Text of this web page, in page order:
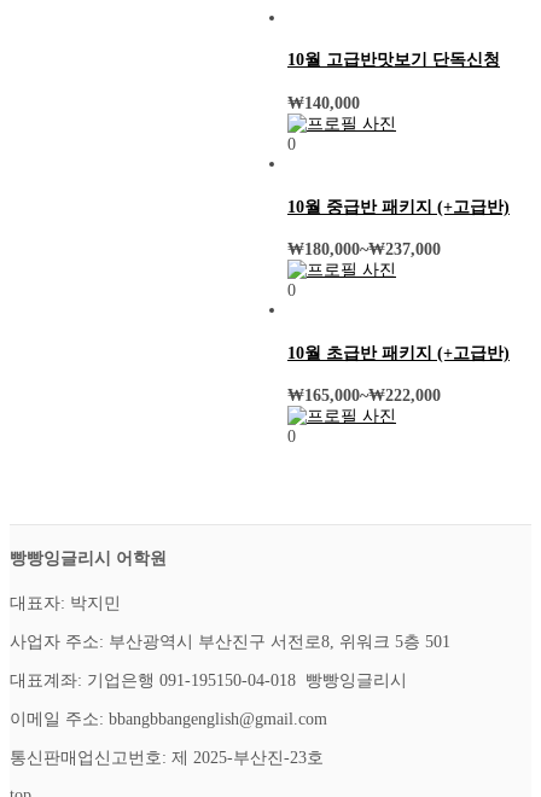
10월 초급반 패키지 (+고급반)
₩165,000~₩222,000
0
10월 중급반 패키지 (+고급반)
₩180,000~₩237,000
0
10월 고급반맛보기 단독신청
₩140,000
0
빵빵잉글리시 어학원
대표자: 박지민
사업자 주소: 부산광역시 부산진구 서전로8, 위워크 5층 501
대표계좌: 기업은행 091-195150-04-018 빵빵잉글리시
이메일 주소: bbangbbangenglish@gmail.com
통신판매업신고번호: 제 2025-부산진-23호